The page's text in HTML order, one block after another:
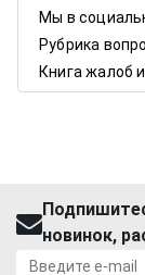
Мы в
Рубрика
Книга жалоб
новинок,